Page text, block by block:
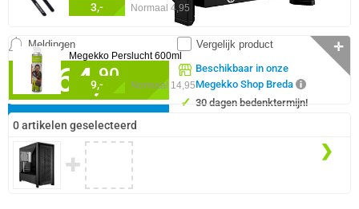
❮ ❯
64,90
IN WINKELMAND
Beschikbaar in onze
Megekko Shop Breda
✓ 30 dagen bedenktermijn!
Vergelijk product
Meldingen
3,- Normaal 4,95
Megekko Perslucht 600ml
9,- Normaal 14,95
✛
0 artikelen geselecteerd
✚